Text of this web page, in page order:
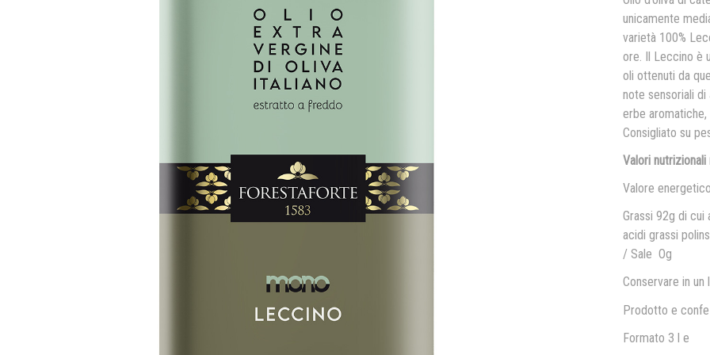
unicamente
varietà 100%
ore. Il Leccino è
oli ottenuti da
note sensoriali
erbe
Consigliato su
Valori
Valore
Grassi 92g di
acidi grassi
/ Sale Og
Conservare in
Prodotto e
Formato 3 l e